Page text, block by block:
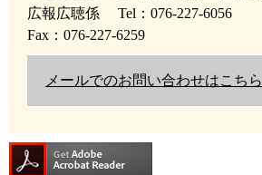
広報広聴係
Tel：076-227-6056
Fax：076-227-6259
メールでのお問い合わせはこちら